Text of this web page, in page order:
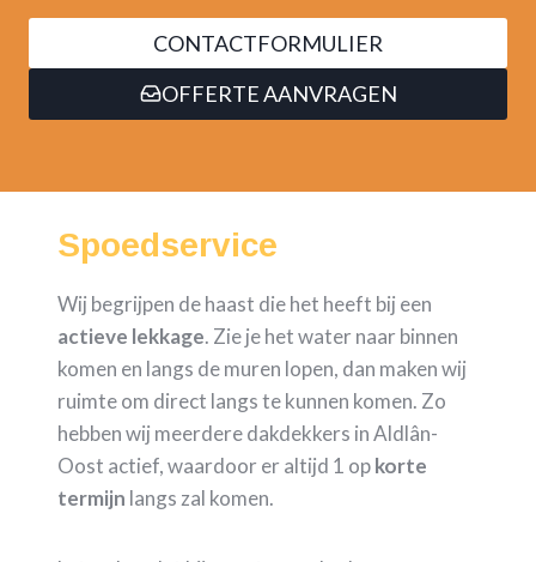
CONTACTFORMULIER
OFFERTE AANVRAGEN
Spoedservice
Wij begrijpen de haast die het heeft bij een
actieve lekkage. Zie je het water naar binnen
komen en langs de muren lopen, dan maken wij
ruimte om direct langs te kunnen komen. Zo
hebben wij meerdere dakdekkers in Aldlân-
Oost actief, waardoor er altijd 1 opkorte
termijn langs zal komen.